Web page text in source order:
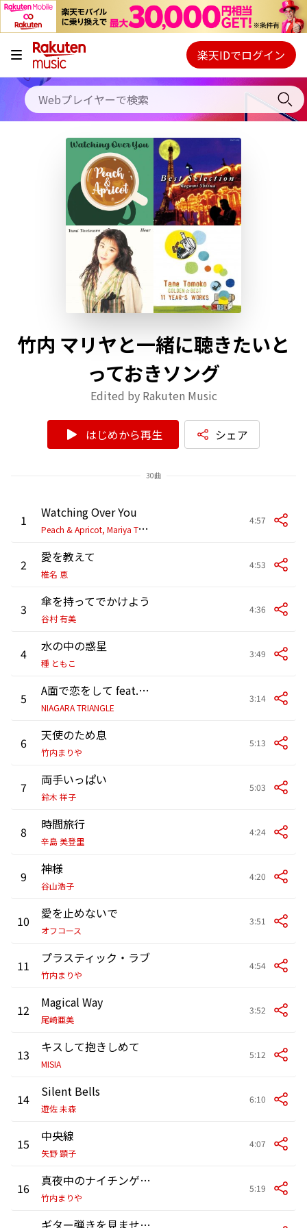
キャンペーン
料金プラン
使い方
初回30日間無料お試し
Webプレイヤー
ご契約内容の確認・変更
楽天IDでログイン
竹内 マリヤと一緒に聴きたいと
っておきソング
Edited by Rakuten Music
はじめから再生 シェア
30曲
1
Watching Over You
P
each & Apricot, Mariya Takeuchi & Anri
4:57
2 愛を教えて
椎名 恵
4:53
3 傘を持ってでかけよう
谷村 有美
4:36
4 水の中の惑星
種 ともこ
3:49
5 A面で恋をして feat. 佐野元春,杉 真理,大滝 詠一
NIAGARA TRIANGLE
3:14
6 天使のため息
竹内まりや
5:13
7 両手いっぱい
鈴木 祥子
5:03
8 時間旅行
辛島 美登里
4:24
9 神様
谷山浩子
4:20
10 愛を止めないで
オフコース
3:51
11 プラスティック・ラブ
竹内まりや
4:54
12 Magical Way
尾崎亜美
3:52
13 キスして抱きしめて
MISIA
5:12
14 Silent Bells
遊佐 未森
6:10
15 中央線
矢野 顕子
4:07
16 真夜中のナイチンゲール
竹内まりや
5:19
ギター弾きを見ませんか